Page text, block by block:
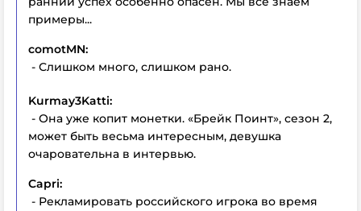
примеры...
comotMN:
- Слишком много, слишком рано.
Kurmay3Katti:
- Она уже копит монетки. «Брейк Поинт», сезон 2,
может быть весьма интересным, девушка
очаровательна в интервью.
Capri:
- Рекламировать российского игрока во время